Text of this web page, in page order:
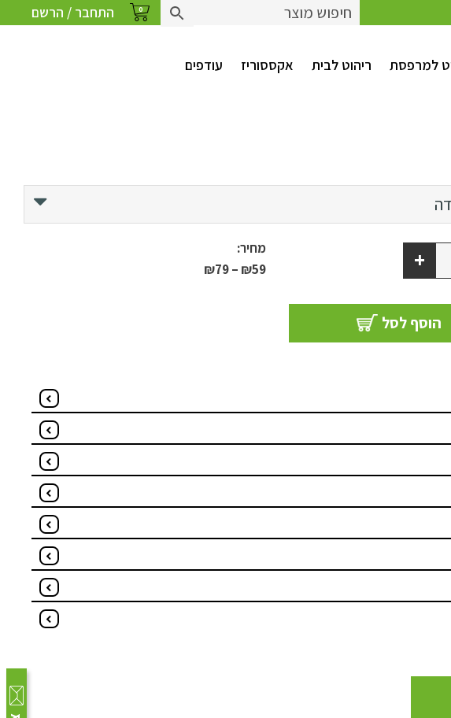
התחבר / הרשם 0
למרפסת ריהוט לבית אקססוריז עודפים
+
מחיר:
₪59
–
₪79
טווח
הוסף לסל